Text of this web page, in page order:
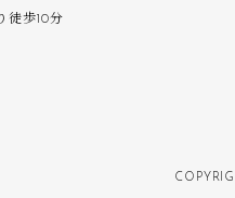
徒歩10分